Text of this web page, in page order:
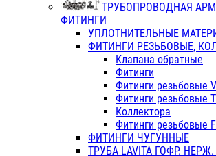
ТРУБОПРОВОДНАЯ
ФИТИНГИ
УПЛОТНИТЕЛЬНЫЕ
ФИТИНГИ РЕЗЬБОВЫЕ,
Клапана обратные
Фитинги
Фитинги резьбовые
Фитинги резьбовые
Коллектора
Фитинги резьбовые
ФИТИНГИ ЧУГУННЫЕ
ТРУБА LAVITA ГОФР.